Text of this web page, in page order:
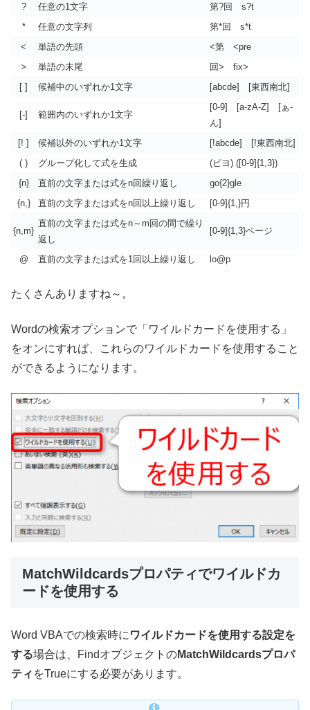
?
任意の1文字
第?回 s?t
*
任意の文字列
第*回 s*t
<
単語の先頭
<第 <pre
>
単語の末尾
回> fix>
[ ]
候補中のいずれか1文字 [abcde] [東西南北]
[-] 範囲内のいずれか1文字
[0-9] [a-zA-Z] [ぁ-
ん]
[! ]
候補以外のいずれか1文字
[!abcde] [!東西南北]
( )
グループ化して式を生成
(ピヨ) ([0-9]{1,3})
{n}
直前の文字または式をn回繰り返し
go{2}gle
{n,}
直前の文字または式をn回以上繰り返し [0-9]{1,}円
{n,m}
直前の文字または式をn～m回の間で繰り
返し
[0-9]{1,3}ページ
@ 直前の文字または式を1回以上繰り返し lo@p
たくさんありますね～。
Wordの検索オプションで「ワイルドカードを使用する」
をオンにすれば、これらのワイルドカードを使用すること
ができるようになります。
MatchWildcardsプロパティでワイルドカ
ードを使用する
Word VBAでの検索時に ワイルドカードを使用する設定を
する場合は、FindオブジェクトのMatchWildcardsプロパ
ティ をTrueにする必要があります。